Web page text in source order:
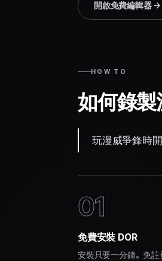
開啟免費編輯器→
HOW TO
如何錄
玩漫威爭鋒時
01
免費安裝 DOR
安裝只要一分鐘。免註